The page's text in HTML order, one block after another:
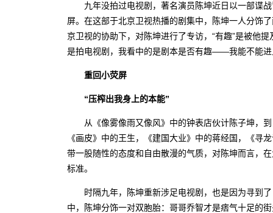
九年没拍过电视剧，著名演员陈坤近日以一部谍战
屏。在这部于北京卫视热播的剧集中，陈坤一人分饰
京卫视的协助下，对陈坤进行了专访，“有趣”是被他
是拍电视剧，我看中的是剧本是否有趣——我能不能进
重回小荧屏
“压榨出我身上的本能”
从《像雾像雨又像风》中的钟表店伙计陈子坤，到
《画皮》中的王生，《建国大业》中的蒋经国，《
带一股随性的态度和自由散漫的气质，对陈坤而言，
标准。
时隔九年，陈坤重新涉足电视剧，也是因为寻到了
中，陈坤分饰一对双胞胎：哥哥乔智才是痞气十足的